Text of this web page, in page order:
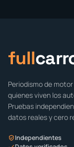
full
Periodismo de
quienes viven los
Pruebas
datos reales y cero
Independientes